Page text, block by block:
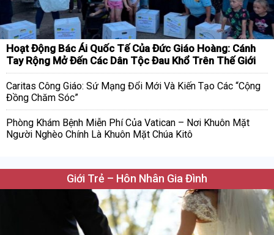
Hoạt Động Bác Ái Quốc Tế Của Đức Giáo Hoàng: Cánh
Tay Rộng Mở Đến Các Dân Tộc Đau Khổ Trên Thế Giới
Caritas Công Giáo: Sứ Mạng Đổi Mới Và Kiến Tạo Các “Cộng
Đồng Chăm Sóc”
Phòng Khám Bệnh Miễn Phí Của Vatican – Nơi Khuôn Mặt
Người Nghèo Chính Là Khuôn Mặt Chúa Kitô
Giới Trẻ – Hôn Nhân Gia Đình